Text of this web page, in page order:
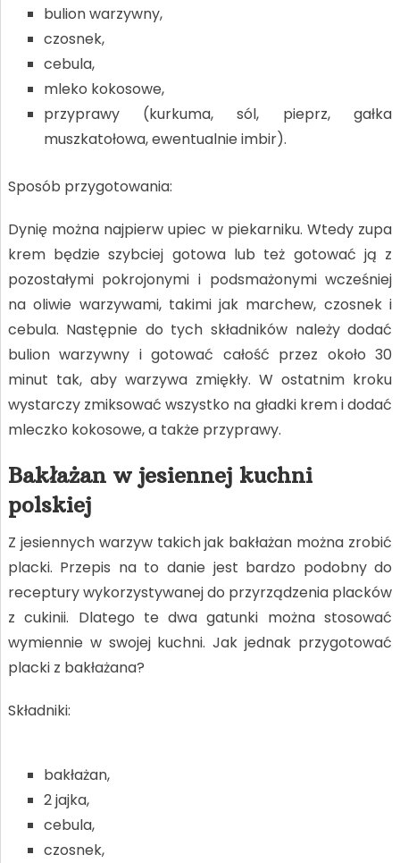
bulion warzywny,
czosnek,
cebula,
mleko kokosowe,
przyprawy (kurkuma, sól, pieprz, gałka
muszkatołowa, ewentualnie imbir).
Sposób przygotowania:
Dynię można najpierw upiec w piekarniku. Wtedy zupa
krem będzie szybciej gotowa lub też gotować ją z
pozostałymi pokrojonymi i podsmażonymi wcześniej
na oliwie warzywami, takimi jak marchew, czosnek i
cebula. Następnie do tych składników należy dodać
bulion warzywny i gotować całość przez około 30
minut tak, aby warzywa zmiękły. W ostatnim kroku
wystarczy zmiksować wszystko na gładki krem i dodać
mleczko kokosowe, a także przyprawy.
Bakłażan w jesiennej kuchni
polskiej
Z jesiennych warzyw takich jak bakłażan można zrobić
placki. Przepis na to danie jest bardzo podobny do
receptury wykorzystywanej do przyrządzenia placków
z cukinii. Dlatego te dwa gatunki można stosować
wymiennie w swojej kuchni. Jak jednak przygotować
placki z bakłażana?
Składniki:
bakłażan,
2 jajka,
cebula,
czosnek,